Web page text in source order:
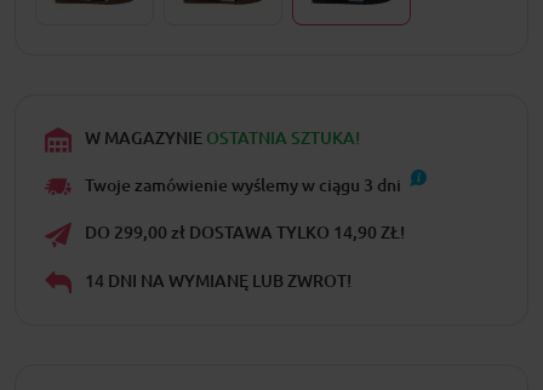
W MAGAZYNIE OSTATNIA SZTUKA!
Twoje zamówienie wyślemy w ciągu 3 dni
DO 299,00 zł DOSTAWA TYLKO 14,90 ZŁ!
14 DNI NA WYMIANĘ LUB ZWROT!